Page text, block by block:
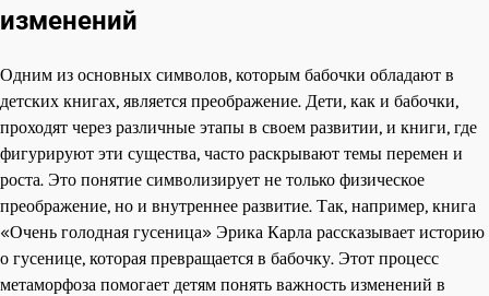
изменений
Одним из основных символов, которым бабочки обладают в
детских книгах, является преображение. Дети, как и бабочки,
проходят через различные этапы в своем развитии, и книги, где
фигурируют эти существа, часто раскрывают темы перемен и
роста. Это понятие символизирует не только физическое
преображение, но и внутреннее развитие. Так, например, книга
«Очень голодная гусеница» Эрика Карла рассказывает историю
о гусенице, которая превращается в бабочку. Этот процесс
метаморфоза помогает детям понять важность изменений в